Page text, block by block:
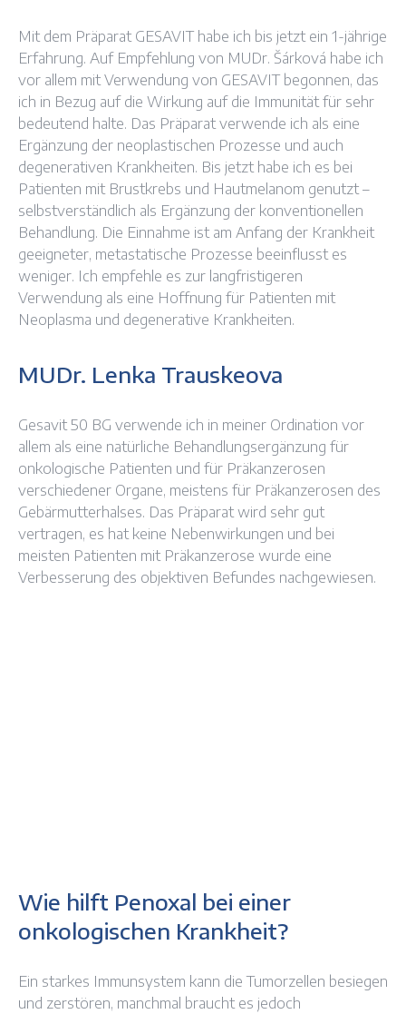
Mit dem Präparat GESAVIT habe ich bis jetzt ein 1-jährige
Erfahrung. Auf Empfehlung von MUDr. Šárková habe ich
vor allem mit Verwendung von GESAVIT begonnen, das
ich in Bezug auf die Wirkung auf die Immunität für sehr
bedeutend halte. Das Präparat verwende ich als eine
Ergänzung der neoplastischen Prozesse und auch
degenerativen Krankheiten. Bis jetzt habe ich es bei
Patienten mit Brustkrebs und Hautmelanom genutzt –
selbstverständlich als Ergänzung der konventionellen
Behandlung. Die Einnahme ist am Anfang der Krankheit
geeigneter, metastatische Prozesse beeinflusst es
weniger. Ich empfehle es zur langfristigeren
Verwendung als eine Hoffnung für Patienten mit
Neoplasma und degenerative Krankheiten.
MUDr. Lenka Trauskeova
Gesavit 50 BG verwende ich in meiner Ordination vor
allem als eine natürliche Behandlungsergänzung für
onkologische Patienten und für Präkanzerosen
verschiedener Organe, meistens für Präkanzerosen des
Gebärmutterhalses. Das Präparat wird sehr gut
vertragen, es hat keine Nebenwirkungen und bei
meisten Patienten mit Präkanzerose wurde eine
Verbesserung des objektiven Befundes nachgewiesen.
Wie hilft Penoxal bei einer
onkologischen Krankheit?
Ein starkes Immunsystem kann die Tumorzellen besiegen
und zerstören, manchmal braucht es jedoch